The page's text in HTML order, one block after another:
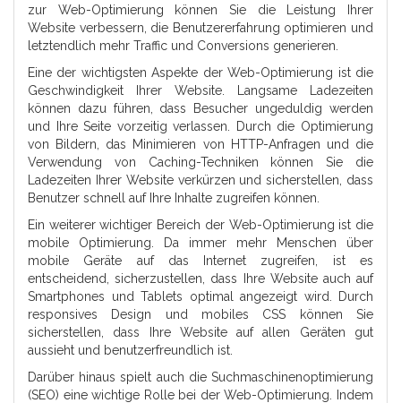
zur Web-Optimierung können Sie die Leistung Ihrer
Website verbessern, die Benutzererfahrung optimieren und
letztendlich mehr Traffic und Conversions generieren.
Eine der wichtigsten Aspekte der Web-Optimierung ist die
Geschwindigkeit Ihrer Website. Langsame Ladezeiten
können dazu führen, dass Besucher ungeduldig werden
und Ihre Seite vorzeitig verlassen. Durch die Optimierung
von Bildern, das Minimieren von HTTP-Anfragen und die
Verwendung von Caching-Techniken können Sie die
Ladezeiten Ihrer Website verkürzen und sicherstellen, dass
Benutzer schnell auf Ihre Inhalte zugreifen können.
Ein weiterer wichtiger Bereich der Web-Optimierung ist die
mobile Optimierung. Da immer mehr Menschen über
mobile Geräte auf das Internet zugreifen, ist es
entscheidend, sicherzustellen, dass Ihre Website auch auf
Smartphones und Tablets optimal angezeigt wird. Durch
responsives Design und mobiles CSS können Sie
sicherstellen, dass Ihre Website auf allen Geräten gut
aussieht und benutzerfreundlich ist.
Darüber hinaus spielt auch die Suchmaschinenoptimierung
(SEO) eine wichtige Rolle bei der Web-Optimierung. Indem